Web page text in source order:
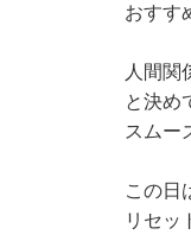
おすす
人間関
と決め
スムー
この日
リセッ